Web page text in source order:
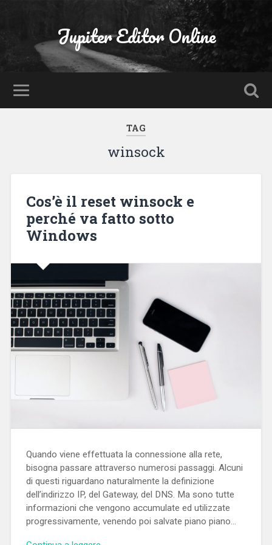
Jupiter Editor Online
TAG
winsock
Cos’è il reset winsock e
perché va fatto sotto
Windows
Quando viene effettuata la connessione alla rete,
bisogna passare attraverso numerosi passaggi. Alcuni
di questi riguardano naturalmente la definizione
dell’indirizzo IP, del Gateway, del DNS. Ma sono tutte
informazioni che vengono accumulate ed utilizzate
progressivamente, venendo poi salvate piano piano…